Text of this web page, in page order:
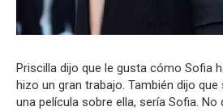
Priscilla dijo que le gusta cómo Sofia
hizo un gran trabajo. También dijo
una película sobre ella, sería Sofia. No